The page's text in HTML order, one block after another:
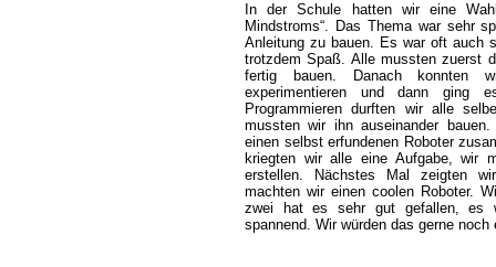
In der Schule hatten wir eine
Mindstroms“. Das Thema war sehr
Anleitung zu bauen. Es war oft auch
trotzdem Spaß. Alle mussten zuerst
fertig bauen. Danach konnten
experimentieren und dann ging
Programmieren durften wir alle
mussten wir ihn auseinander
einen selbst erfundenen Roboter
kriegten wir alle eine Aufgabe, wir
erstellen. Nächstes Mal zeigten
machten wir einen coolen Roboter.
zwei hat es sehr gut gefallen, es
spannend. Wir würden das gerne noch